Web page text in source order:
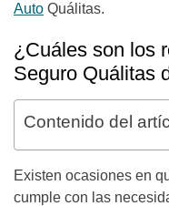
Auto Quálitas.
¿Cuáles son los
Seguro Quálitas
Contenido del
Existen ocasiones en
cumple con las